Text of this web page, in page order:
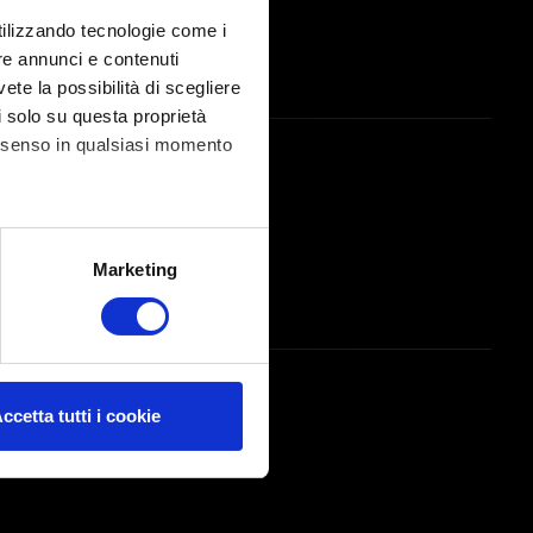
tecnologie come i
annunci e contenuti
la possibilità di scegliere
su questa proprietà
in qualsiasi momento
metro,
con i nostri partner.
Marketing
tutti i cookie
X|S
multipiattaforma